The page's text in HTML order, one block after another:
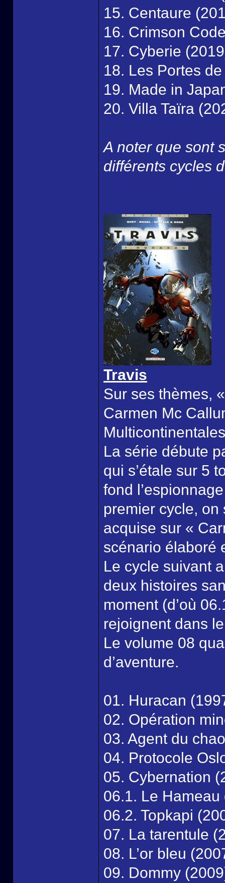
15. Centaure
16. Crimson
17. Cyberie
18. Les Portes
19. Made in
20. Villa Taïra
A noter que sont
différents cycles
Travis
Sur ses thèmes,
Carmen Mc
La série débute
qui s’étale sur 5
fond
premier cycle, on
acquise sur «
scénario élaboré
Le cycle suivant
deux histoires
moment (d’où
rejoignent dans
Le volume 08
d’aventure.
01. Huracan
02. Opération
03. Agent du
04. Protocole
05. Cybernation
06.1. Le
06.2. Topkapi
07. La tarentule
08. L’or bleu
09. Dommy